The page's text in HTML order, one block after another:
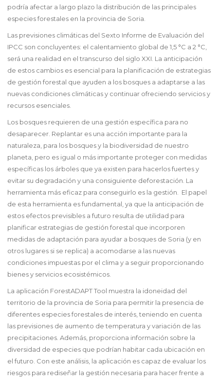
podría afectar a largo plazo la distribución de las principales
especies forestales en la provincia de Soria.
Las previsiones climáticas del Sexto Informe de Evaluación del
IPCC son concluyentes: el calentamiento global de 1,5 °C a 2 °C,
será una realidad en el transcurso del siglo XXI. La anticipación
de estos cambios es esencial para la planificación de estrategias
de gestión forestal que ayuden a los bosques a adaptarse a las
nuevas condiciones climáticas y continuar ofreciendo servicios y
recursos esenciales.
Los bosques requieren de una gestión específica para no
desaparecer. Replantar es una acción importante para la
naturaleza, para los bosques y la biodiversidad de nuestro
planeta, pero es igual o más importante proteger con medidas
específicas los árboles que ya existen para hacerlos fuertes y
evitar su degradación y una consiguiente deforestación. La
herramienta más eficaz para conseguirlo es la gestión. El papel
de esta herramienta es fundamental, ya que la anticipación de
estos efectos previsibles a futuro resulta de utilidad para
planificar estrategias de gestión forestal que incorporen
medidas de adaptación para ayudar a bosques de Soria (y en
otros lugares si se replica) a acomodarse a las nuevas
condiciones impuestas por el clima y a seguir proporcionando
bienes y servicios ecosistémicos.
La aplicación ForestADAPT Tool muestra la idoneidad del
territorio de la provincia de Soria para permitir la presencia de
diferentes especies forestales de interés, teniendo en cuenta
las previsiones de aumento de temperatura y variación de las
precipitaciones. Además, proporciona información sobre la
diversidad de especies que podrían habitar cada ubicación en
el futuro. Con este análisis, la aplicación es capaz de evaluar los
riesgos para rediseñar la gestión necesaria para hacer frente a